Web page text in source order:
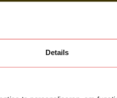
Details
plafondlamp is
geleverd met lichtbron. De